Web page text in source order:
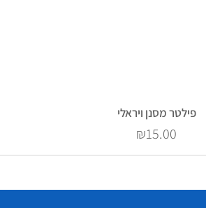
פילטר מסנן ויראלי
Price
₪15.00